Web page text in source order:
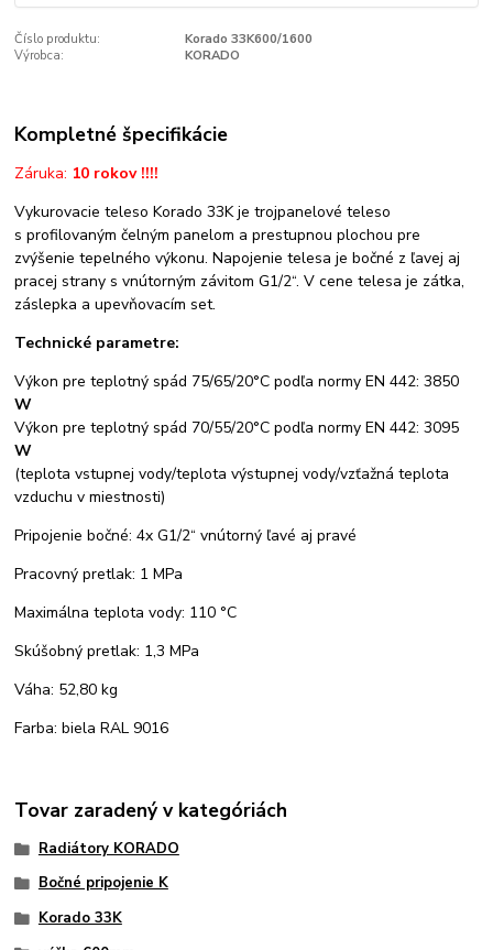
Číslo produktu:
Korado 33K600/1600
Výrobca:
KORADO
Kompletné špecifikácie
Záruka: 10 rokov !!!!
Vykurovacie teleso Korado 33K je trojpanelové teleso
s profilovaným čelným panelom a prestupnou plochou pre
zvýšenie tepelného výkonu. Napojenie telesa je bočné z ľavej aj
pracej strany s vnútorným závitom G1/2“. V cene telesa je zátka,
záslepka a upevňovacím set.
Technické parametre:
Výkon pre teplotný spád 75/65/20°C podľa normy EN 442: 3850
W
Výkon pre teplotný spád 70/55/20°C podľa normy EN 442: 3095
W
(teplota vstupnej vody/teplota výstupnej vody/vzťažná teplota
vzduchu v miestnosti)
Pripojenie bočné: 4x G1/2“ vnútorný ľavé aj pravé
Pracovný pretlak: 1 MPa
Maximálna teplota vody: 110 °C
Skúšobný pretlak: 1,3 MPa
Váha: 52,80 kg
Farba: biela RAL 9016
Tovar zaradený v kategóriách
Radiátory KORADO
Bočné pripojenie K
Korado 33K